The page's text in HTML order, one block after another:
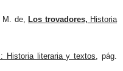
M. de,Los trovadores, Historia
Historia literaria y textos , pág.